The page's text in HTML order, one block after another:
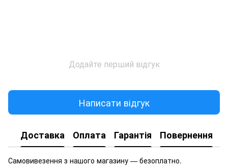
Додайте перший відгук
Написати відгук
Доставка Оплата Гарантія Повернення
Самовивезення з нашого магазину — безоплатно.